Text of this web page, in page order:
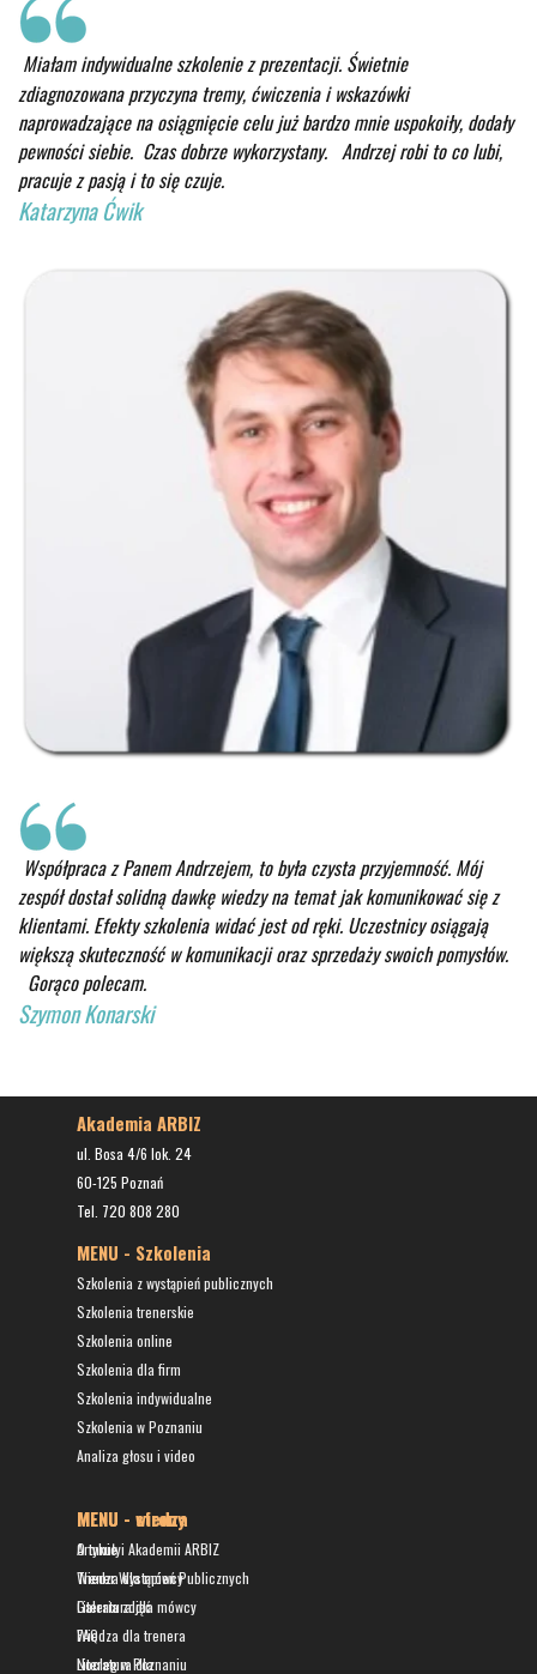
Miałam indywidualne szkolenie z prezentacji. Świetnie
zdiagnozowana przyczyna tremy, ćwiczenia i wskazówki
naprowadzające na osiągnięcie celu już bardzo mnie uspokoiły, dodały
pewności siebie. Czas dobrze wykorzystany. Andrzej robi to co lubi,
pracuje z pasją i to się czuje.
Katarzyna Ćwik
Współpraca z Panem Andrzejem, to była czysta przyjemność. Mój
zespół dostał solidną dawkę wiedzy na temat jak komunikować się z
klientami. Efekty szkolenia widać jest od ręki. Uczestnicy osiągają
większą skuteczność w komunikacji oraz sprzedaży swoich pomysłów.
Gorąco polecam.
Szymon Konarski
MENU - wiedza
Artykuły
Wiedza dla mówcy
Literatura dla mówcy
Wiedza dla trenera
Literatura dla
MENU - Szkolenia
Szkolenia z wystąpień publicznych
Szkolenia trenerskie
Szkolenia online
Szkolenia dla firm
Szkolenia indywidualne
Szkolenia w Poznaniu
Analiza głosu i video
MENU - strony
O mnie i Akademii ARBIZ
Trener Wystąpień Publicznych
Galeria zdjęć
FAQ
Nocleg w Poznaniu
Akademia ARBIZ
ul. Bosa 4/6 lok. 24
60-125 Poznań
Tel. 720 808 280